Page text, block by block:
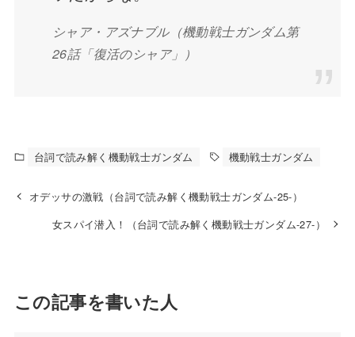
シャア・アズナブル（機動戦士ガンダム第
26話「復活のシャア」）
台詞で読み解く機動戦士ガンダム 機動戦士ガンダム
オデッサの激戦（台詞で読み解く機動戦士ガンダム-25-）
女スパイ潜入！（台詞で読み解く機動戦士ガンダム-27-）
この記事を書いた人